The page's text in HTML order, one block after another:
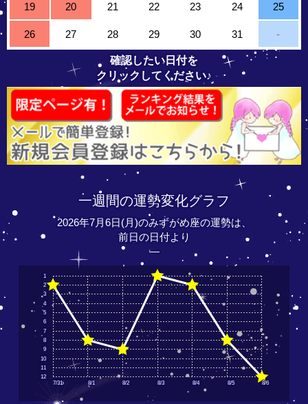
19 20 21 22 23 24 25
26 27 28 29 30 31 -
確認したい日付を
クリックしてください♪
一週間の運勢変化グラフ
2026年7月6日(月)のみずがめ座の運勢は、
前日の日付より
―
7/31 8/1 8/2 8/3 8/4 8/5 8/6
12
11
10
9
8
7
6
5
4
3
2
1